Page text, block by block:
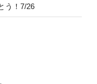
う！7/26